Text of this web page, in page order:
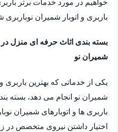
باربری و اتوبار شمیران
بسته بندی اثاث حرفه ای منزل
شمیران نو
یکی از خدماتی که بهترین باربری
شمیران نو انجام می دهد، بسته
باربری ها و اتوبارهای شمیران
اختیار داشتن نیروی متخصص در